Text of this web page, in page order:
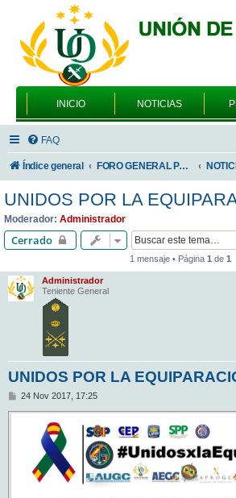
INICIO NOTICIAS
FAQ
Índice general FORO GENERAL PARA TODOS LOS USUARIOS
UNIDOS POR LA
Moderador: Administrador
Cerrado
1 mensaje • Página 1 de 1
Administrador
Teniente General
UNIDOS POR LA
M
n
24 Nov 2017, 17:25